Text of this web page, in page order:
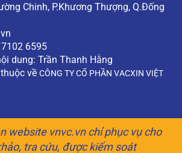
Chinh, P.Khương Thượng, Q.Đống
6595
dung: Trần Thanh Hằng
về CÔNG TY CỔ PHẦN VACXIN VIỆT
website vnvc.vn chỉ phục vụ cho
tra cứu, được kiểm soát